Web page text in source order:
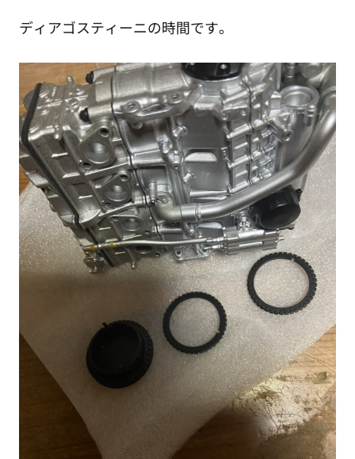
ディアゴスティーニの時間です。